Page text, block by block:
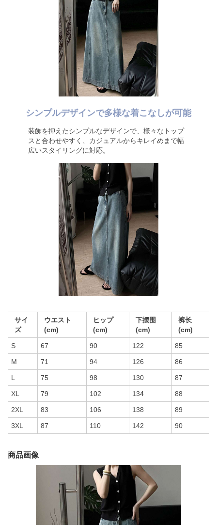
シンプルデザインで多様な着こなしが可能
装飾を抑えたシンプルなデザインで、様々なトップ
スと合わせやすく、カジュアルからキレイめまで幅
広いスタイリングに対応。
サイ
ズ
ウエスト
(cm)
ヒップ
(cm)
下摆围
(cm)
裤长
(cm)
S 67 90 122 85
M 71 94 126 86
L 75 98 130 87
XL 79 102 134 88
2XL 83 106 138 89
3XL 87 110 142 90
商品画像